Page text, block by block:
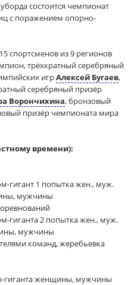
состоится чемпионат
с поражением опорно-
спортсменов из 9 регионов
трёхкратный серебряный
игрАлексей Бугаев,
серебряный призёр
Ворончихина, бронзовый
призёр чемпионата мира
времени):
гигант 1 попытка жен., муж.
мужчины
гиганта 2 попытка жен., муж.
мужчины
команд, жеребьевка
гиганта женщины, мужчины